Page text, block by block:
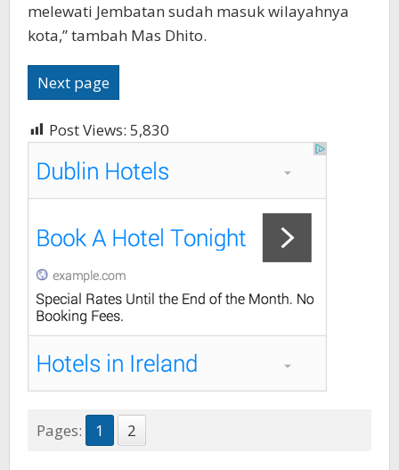
melewati Jembatan sudah masuk wilayahnya
kota,” tambah Mas Dhito.
Next page
Post Views: 5,830
Pages: 1 2